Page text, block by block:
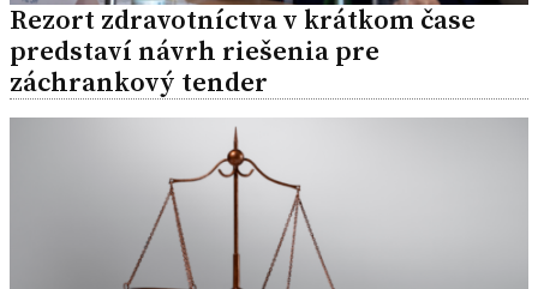
Rezort zdravotníctva v krátkom čase
predstaví návrh riešenia pre
záchrankový tender